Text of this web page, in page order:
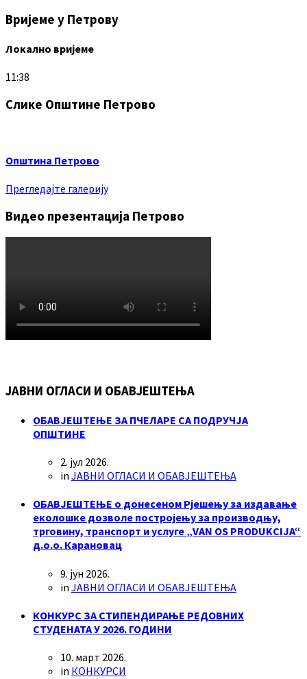
Вријеме у Петрову
Локално вријеме
11:38
Слике Општине Петрово
Општина Петрово
Прегледајте галерију
Видео презентација Петрово
ЈАВНИ ОГЛАСИ И ОБАВЈЕШТЕЊА
ОБАВЈЕШТЕЊЕ ЗА ПЧЕЛАРЕ СА ПОДРУЧЈА
ОПШТИНЕ
2. јул 2026.
in ЈАВНИ ОГЛАСИ И ОБАВЈЕШТЕЊА
ОБАВЈЕШТЕЊЕ о донесеном Рјешењу за издавање
еколошке дозволе постројењу за производњу,
трговину, транспорт и услуге „VAN OS PRODUKCIJA“
д.о.о. Карановац
9. јун 2026.
in ЈАВНИ ОГЛАСИ И ОБАВЈЕШТЕЊА
КОНКУРС ЗА СТИПЕНДИРАЊЕ РЕДОВНИХ
СТУДЕНАТА У 2026. ГОДИНИ
10. март 2026.
in КОНКУРСИ